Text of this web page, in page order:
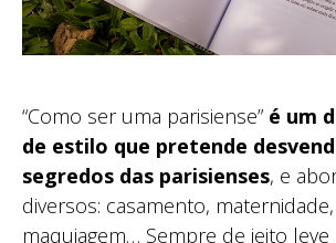
“Como ser uma parisiense” é um
de estilo que pretende
segredos das parisienses, e
diversos: casamento,
maquiagem… Sempre de jeito leve